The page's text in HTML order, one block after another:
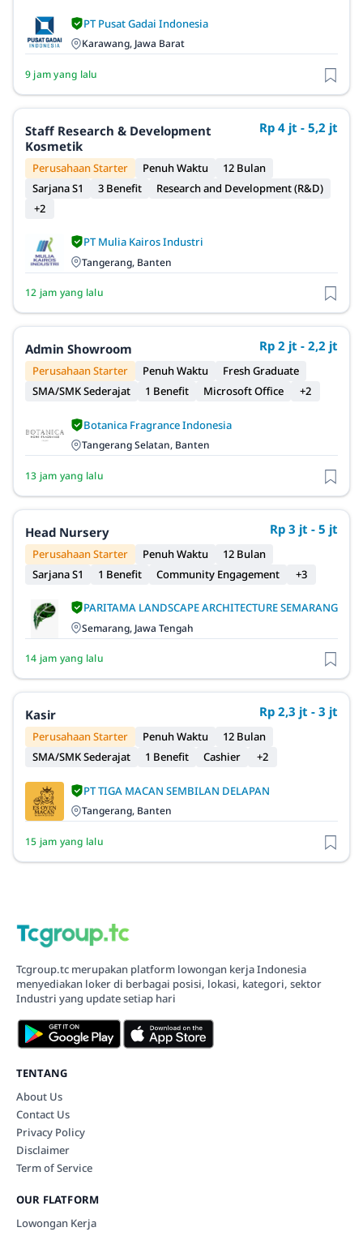
PT Pusat Gadai Indonesia
Karawang, Jawa Barat
9 jam yang lalu
Staff Research & Development
Kosmetik
Rp 4 jt - 5,2 jt
Perusahaan Starter Penuh Waktu
12 Bulan
Sarjana S1
3 Benefit
Research and Development (R&D)
+2
PT Mulia Kairos Industri
Tangerang, Banten
12 jam yang lalu
Admin Showroom Rp 2 jt - 2,2 jt
Perusahaan Starter Penuh Waktu
Fresh Graduate
SMA/SMK Sederajat
1 Benefit Microsoft Office +2
Botanica Fragrance Indonesia
Tangerang Selatan, Banten
13 jam yang lalu
Head Nursery Rp 3 jt - 5 jt
Perusahaan Starter Penuh Waktu
12 Bulan
Sarjana S1
1 Benefit Community Engagement +3
PARITAMA LANDSCAPE ARCHITECTURE SEMARANG
Semarang, Jawa Tengah
14 jam yang lalu
Kasir Rp 2,3 jt - 3 jt
Perusahaan Starter Penuh Waktu
12 Bulan
SMA/SMK Sederajat
1 Benefit Cashier +2
PT TIGA MACAN SEMBILAN DELAPAN
Tangerang, Banten
15 jam yang lalu
Tcgroup.tc merupakan platform lowongan kerja Indonesia
menyediakan loker di berbagai posisi, lokasi, kategori, sektor
Industri yang update setiap hari
TENTANG
About Us
Contact Us
Privacy Policy
Disclaimer
Term of Service
OUR FLATFORM
Lowongan Kerja